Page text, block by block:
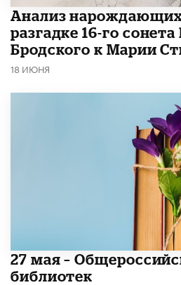
Анализ
разгадке 16-го
Бродского к Марии
18 ИЮНЯ
​27 мая –
библиотек